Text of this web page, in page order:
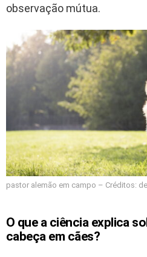
observação mútua.
pastor alemão em campo – Créditos:
O que a ciência explica
cabeça em cães?